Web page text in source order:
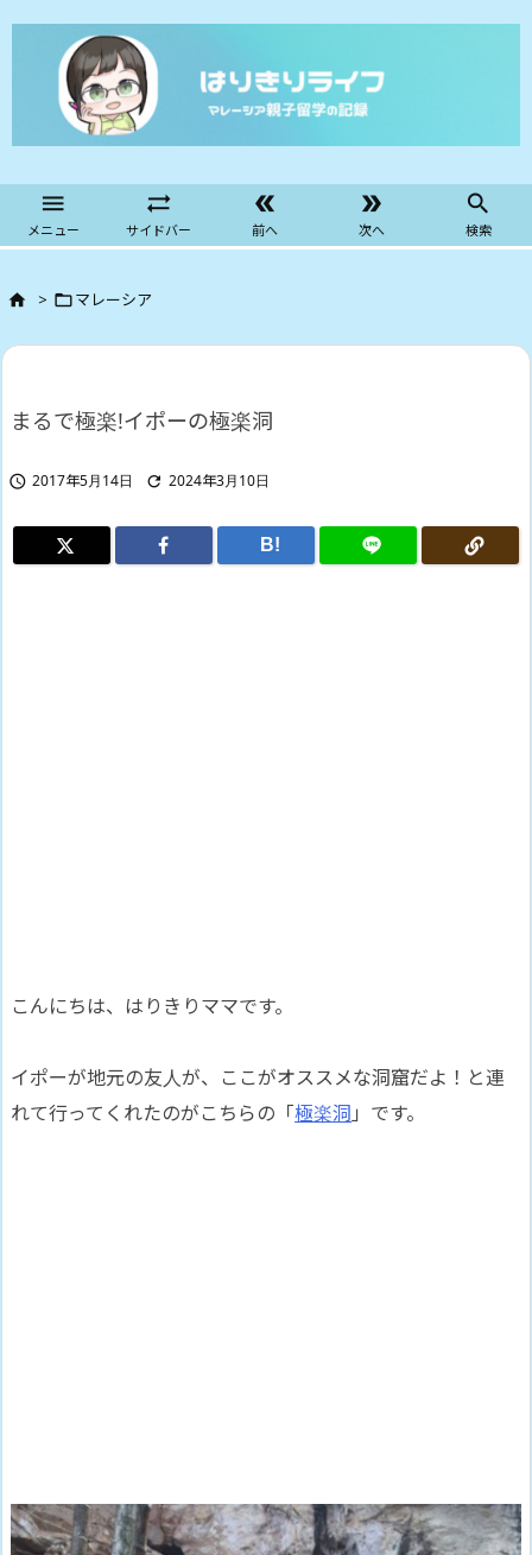

メニュー

サイドバー

前へ

次へ

検索
 > マレーシア
まるで極楽!イポーの極楽洞
 2017年5月14日  2024年3月10日
B!
こんにちは、はりきりママです。
イポーが地元の友人が、ここがオススメな洞窟だよ！と連
れて行ってくれたのがこちらの「極楽洞 」です。